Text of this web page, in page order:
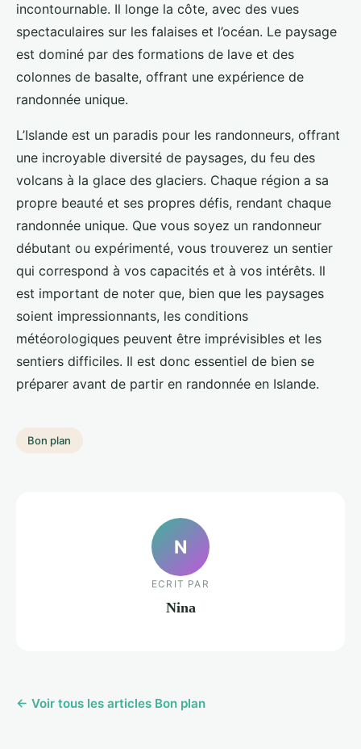
incontournable. Il longe la côte, avec des vues
spectaculaires sur les falaises et l’océan. Le paysage
est dominé par des formations de lave et des
colonnes de basalte, offrant une expérience de
randonnée unique.
L’Islande est un paradis pour les randonneurs, offrant
une incroyable diversité de paysages, du feu des
volcans à la glace des glaciers. Chaque région a sa
propre beauté et ses propres défis, rendant chaque
randonnée unique. Que vous soyez un randonneur
débutant ou expérimenté, vous trouverez un sentier
qui correspond à vos capacités et à vos intérêts. Il
est important de noter que, bien que les paysages
soient impressionnants, les conditions
météorologiques peuvent être imprévisibles et les
sentiers difficiles. Il est donc essentiel de bien se
préparer avant de partir en randonnée en Islande.
Bon plan
N
ECRIT PAR
Nina
← Voir tous les articles Bon plan